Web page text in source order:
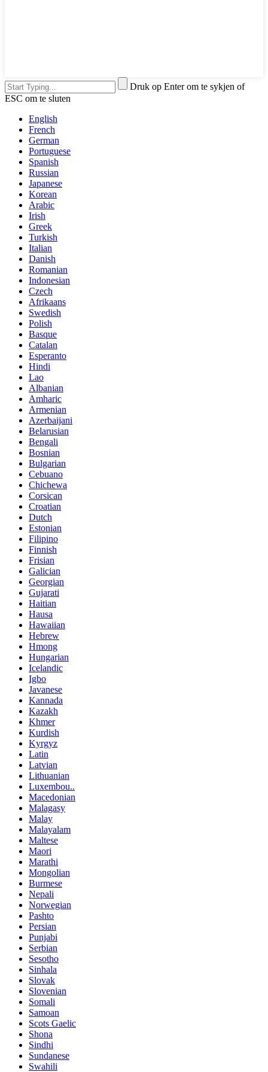
Druk op Enter om te sykjen of
ESC om te sluten
English
French
German
Portuguese
Spanish
Russian
Japanese
Korean
Arabic
Irish
Greek
Turkish
Italian
Danish
Romanian
Indonesian
Czech
Afrikaans
Swedish
Polish
Basque
Catalan
Esperanto
Hindi
Lao
Albanian
Amharic
Armenian
Azerbaijani
Belarusian
Bengali
Bosnian
Bulgarian
Cebuano
Chichewa
Corsican
Croatian
Dutch
Estonian
Filipino
Finnish
Frisian
Galician
Georgian
Gujarati
Haitian
Hausa
Hawaiian
Hebrew
Hmong
Hungarian
Icelandic
Igbo
Javanese
Kannada
Kazakh
Khmer
Kurdish
Kyrgyz
Latin
Latvian
Lithuanian
Luxembou..
Macedonian
Malagasy
Malay
Malayalam
Maltese
Maori
Marathi
Mongolian
Burmese
Nepali
Norwegian
Pashto
Persian
Punjabi
Serbian
Sesotho
Sinhala
Slovak
Slovenian
Somali
Samoan
Scots Gaelic
Shona
Sindhi
Sundanese
Swahili